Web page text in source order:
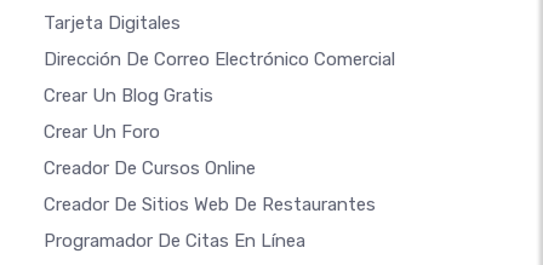
Tarjeta Digitales
Dirección De Correo Electrónico Comercial
Crear Un Blog Gratis
Crear Un Foro
Creador De Cursos Online
Creador De Sitios Web De Restaurantes
Programador De Citas En Línea